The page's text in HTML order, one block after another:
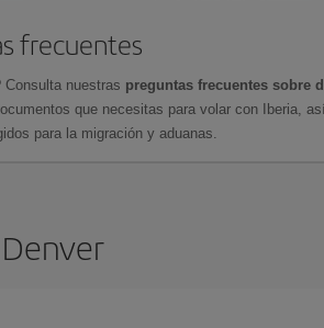
frecuentes
Consulta nuestras preguntas frecuentes sobre
que necesitas para volar con Iberia,
para la migración y aduanas.